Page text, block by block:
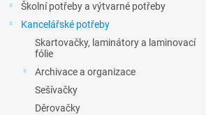
Školní potřeby a výtvarné potřeby
Kancelářské potřeby
Skartovačky, laminátory a laminovací
fólie
Archivace a organizace
Sešívačky
Děrovačky